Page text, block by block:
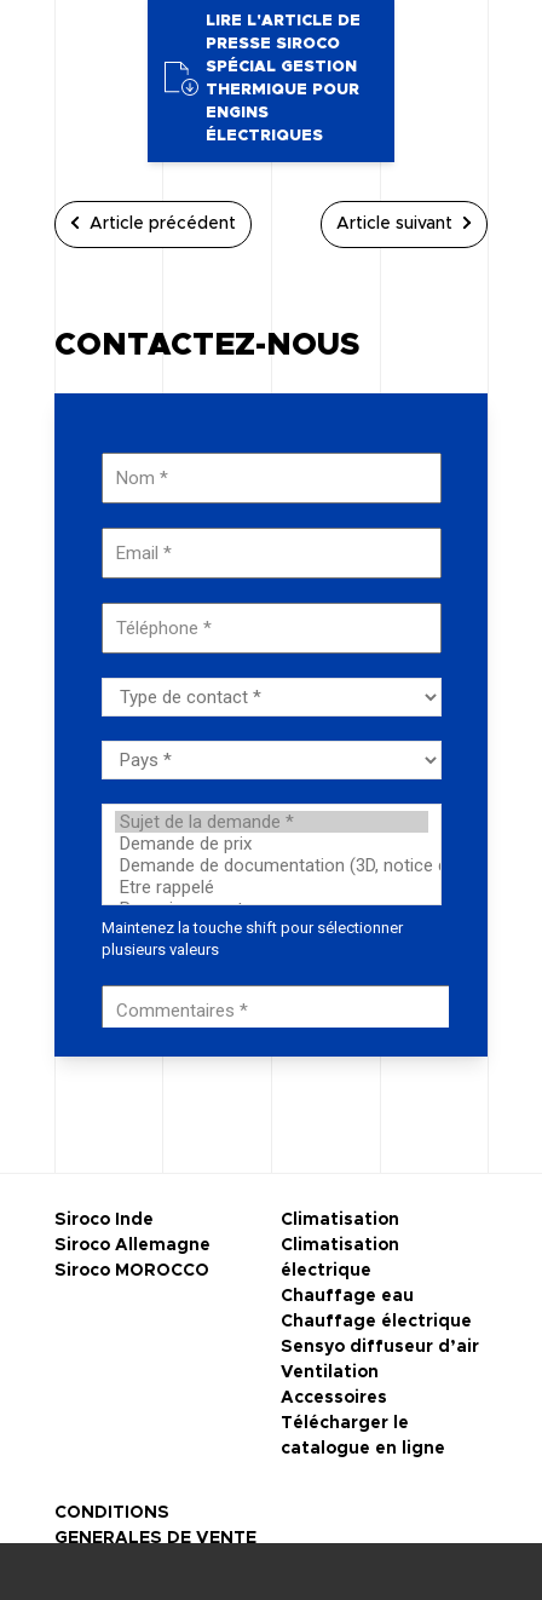
LIRE L'ARTICLE DE
PRESSE SIROCO
SPÉCIAL GESTION
THERMIQUE POUR
ENGINS
ÉLECTRIQUES
Article précédent Article suivant
CONTACTEZ-NOUS
Siroco Inde
Siroco Allemagne
Siroco MOROCCO
Climatisation
Climatisation
électrique
Chauffage eau
Chauffage électrique
Sensyo diffuseur d’air
Ventilation
Accessoires
Télécharger le
catalogue en ligne
CONDITIONS
GENERALES DE VENTE